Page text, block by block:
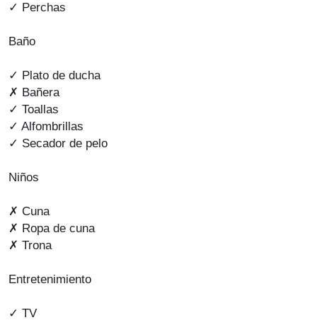
✓ Perchas
Baño
✓ Plato de ducha
✗ Bañera
✓ Toallas
✓ Alfombrillas
✓ Secador de pelo
Niños
✗ Cuna
✗ Ropa de cuna
✗ Trona
Entretenimiento
✓ TV